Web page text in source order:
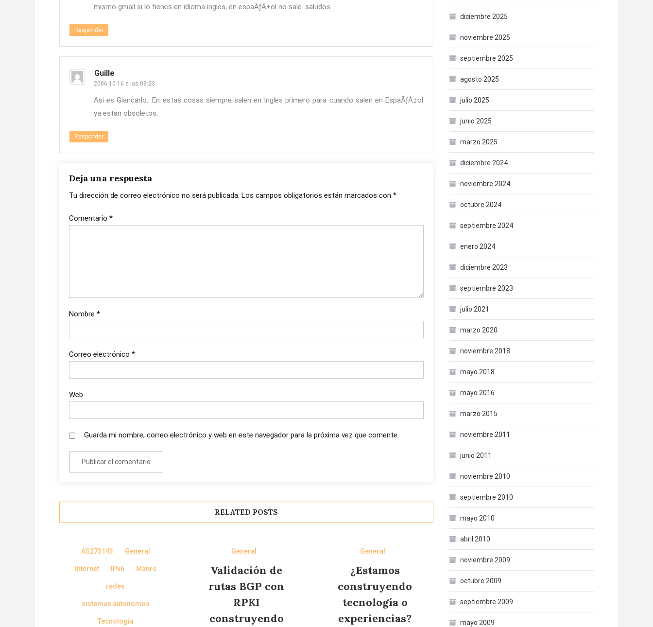
mismo gmail si lo tienes en idioma ingles, en espaÃƒÂ±ol no sale. saludos
Responder
Guille
2006-10-16 a las 08:23
Asi es Giancarlo.. En estas cosas siempre salen en Ingles primero para cuando salen en EspaÃƒÂ±ol
ya estan obsoletos.
Responder
Deja una respuesta
Tu dirección de correo electrónico no será publicada. Los campos obligatorios están marcados con *
Comentario *
Nombre *
Correo electrónico *
Web
Guarda mi nombre, correo electrónico y web en este navegador para la próxima vez que comente.
RELATED POSTS
AS273143 General
Internet IPv6 Manrs
redes
sistemas autonomos
Tecnologia
General
Validación de
rutas BGP con
RPKI
construyendo
General
¿Estamos
construyendo
tecnología o
experiencias?
diciembre 2025
noviembre 2025
septiembre 2025
agosto 2025
julio 2025
junio 2025
marzo 2025
diciembre 2024
noviembre 2024
octubre 2024
septiembre 2024
enero 2024
diciembre 2023
septiembre 2023
julio 2021
marzo 2020
noviembre 2018
mayo 2018
mayo 2016
marzo 2015
noviembre 2011
junio 2011
noviembre 2010
septiembre 2010
mayo 2010
abril 2010
noviembre 2009
octubre 2009
septiembre 2009
mayo 2009